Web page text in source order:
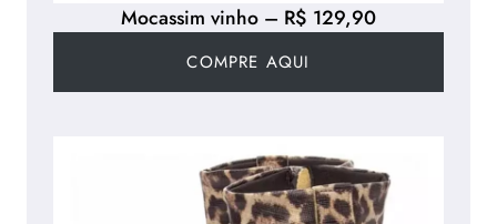
Mocassim vinho – R$ 129,90
COMPRE AQUI